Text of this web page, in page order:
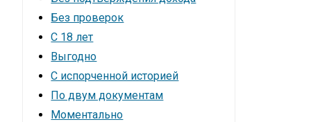
Без проверок
С 18 лет
Выгодно
С испорченной историей
По двум документам
Моментально